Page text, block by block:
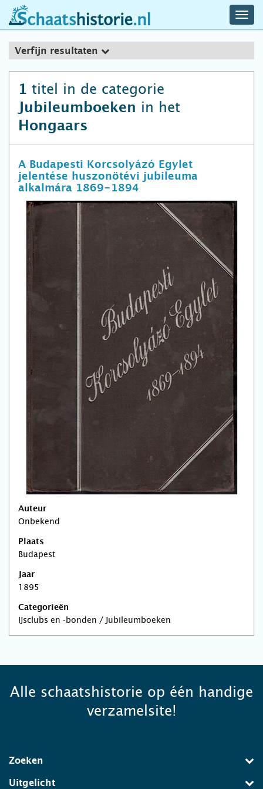
schaatshistorie.nl
Verfijn resultaten
1 titel in de categorie
Jubileumboeken in het
Hongaars
A Budapesti Korcsolyázó Egylet
jelentése huszonötévi jubileuma
alkalmára 1869-1894
Auteur
Onbekend
Plaats
Budapest
Jaar
1895
Categorieën
IJsclubs en -bonden / Jubileumboeken
Alle schaatshistorie op één handige
verzamelsite!
Zoeken
Uitgelicht